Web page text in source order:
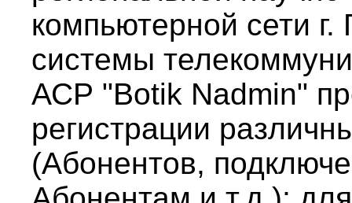
компьютерной сети
системы
АСР "Botik Nadmin"
регистрации
(Абонентов,